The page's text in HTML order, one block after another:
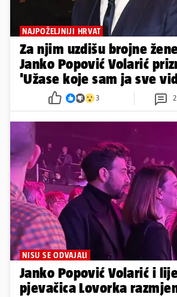
NAJPOŽELJNIJI HRVAT
Za njim uzdišu brojne
Janko Popović Volarić
'Užase koje sam ja sve
3 2
NISU SE ODVAJALI
Janko Popović Volarić i
pjevačica Lovorka